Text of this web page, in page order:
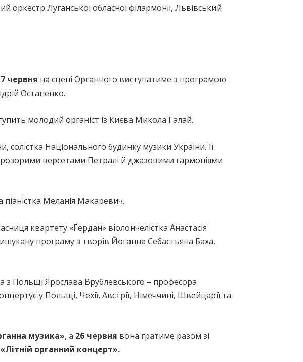
оркестр Луганської обласної філармонії, Львівський
7 червня на сцені Органного виступатиме з програмою
Остапенко.
молодий органіст із Києва Микола Галай.
Національного будинку музики України. Її
версетами Петралі й джазовими гармоніями
піаністка Меланія Макаревич.
квартету «Ґердан» віолончелістка Анастасія
програму з творів Йоганна Себастьяна Баха,
з Польщі Ярослава Врублевського – професора
у Польщі, Чехії, Австрії, Німеччині, Швейцарії та
музика», а 26 червня вона гратиме разом зі
«Літній органний концерт».